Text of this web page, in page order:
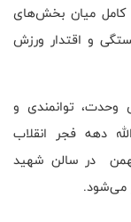
میان بخش‌های
و اقتدار ورزش
وحدت، توانمندی و
دهه فجر انقلاب
ساعت ۱۴:۳۰ دقیقه روز دوشنبه ۱۳ بهمن در سالن شهید
می‌شود.